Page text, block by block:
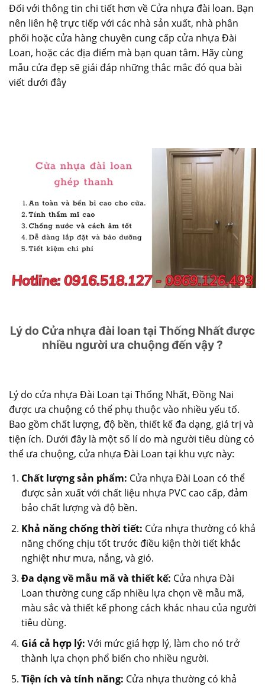
Đối với thông tin chi tiết hơn về Cửa nhựa đài loan. Bạn
nên liên hệ trực tiếp với các nhà sản xuất, nhà phân
phối hoặc cửa hàng chuyên cung cấp cửa nhựa Đài
Loan, hoặc các địa điểm mà bạn quan tâm. Hãy cùng
mẫu cửa đẹp sẽ giải đáp những thắc mắc đó qua bài
viết dưới đây
Lý do Cửa nhựa đài loan tại Thống Nhất được
nhiều người ưa chuộng đến vậy ?
Lý do cửa nhựa Đài Loan tại Thống Nhất, Đồng Nai
được ưa chuộng có thể phụ thuộc vào nhiều yếu tố.
Bao gồm chất lượng, độ bền, thiết kế đa dạng, giá trị và
tiện ích. Dưới đây là một số lí do mà người tiêu dùng có
thể ưa chuộng, cửa nhựa Đài Loan tại khu vực này:
Chất lượng sản phẩm: Cửa nhựa Đài Loan có thể
được sản xuất với chất liệu nhựa PVC cao cấp, đảm
bảo chất lượng và độ bền.
Khả năng chống thời tiết: Cửa nhựa thường có khả
năng chống chịu tốt trước điều kiện thời tiết khắc
nghiệt như mưa, nắng, và gió.
Đa dạng về mẫu mã và thiết kế: Cửa nhựa Đài
Loan thường cung cấp nhiều lựa chọn về mẫu mã,
màu sắc và thiết kế phong cách khác nhau của người
tiêu dùng.
Giá cả hợp lý: Với mức giá hợp lý, làm cho nó trở
thành lựa chọn phổ biến cho nhiều người.
Tiện ích và tính năng: Cửa nhựa thường có khả